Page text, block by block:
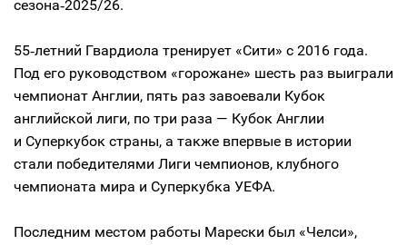
сезона‑2025/26.
55‑летний Гвардиола тренирует «Сити» с 2016 года.
Под его руководством «горожане» шесть раз выиграли
чемпионат Англии, пять раз завоевали Кубок
английской лиги, по три раза — Кубок Англии
и Суперкубок страны, а также впервые в истории
стали победителями Лиги чемпионов, клубного
чемпионата мира и Суперкубка УЕФА.
Последним местом работы Марески был «Челси»,